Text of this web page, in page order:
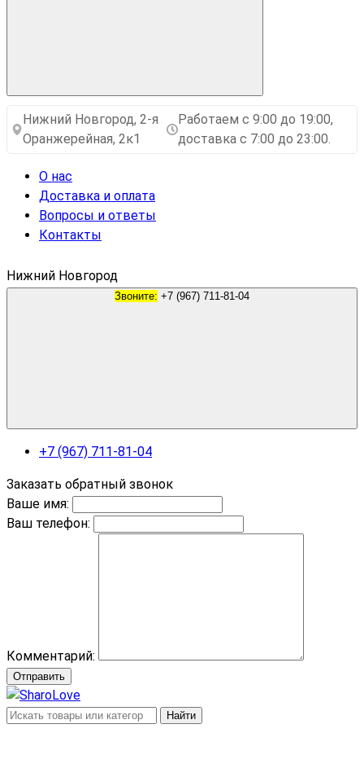
Нижний Новгород, 2-я
Оранжерейная, 2к1
Работаем с 9:00 до 19:00,
доставка с 7:00 до 23:00.
О нас
Доставка и оплата
Вопросы и ответы
Контакты
Нижний Новгород
Звоните:
+7 (967) 711-81-04
Заказать обратный звонок
Ваше имя:
Ваш телефон:
Комментарий:
Отправить
Найти